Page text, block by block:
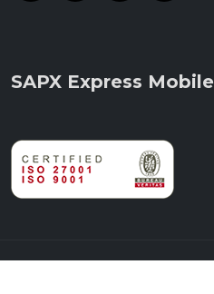
SAPX Express Mobile